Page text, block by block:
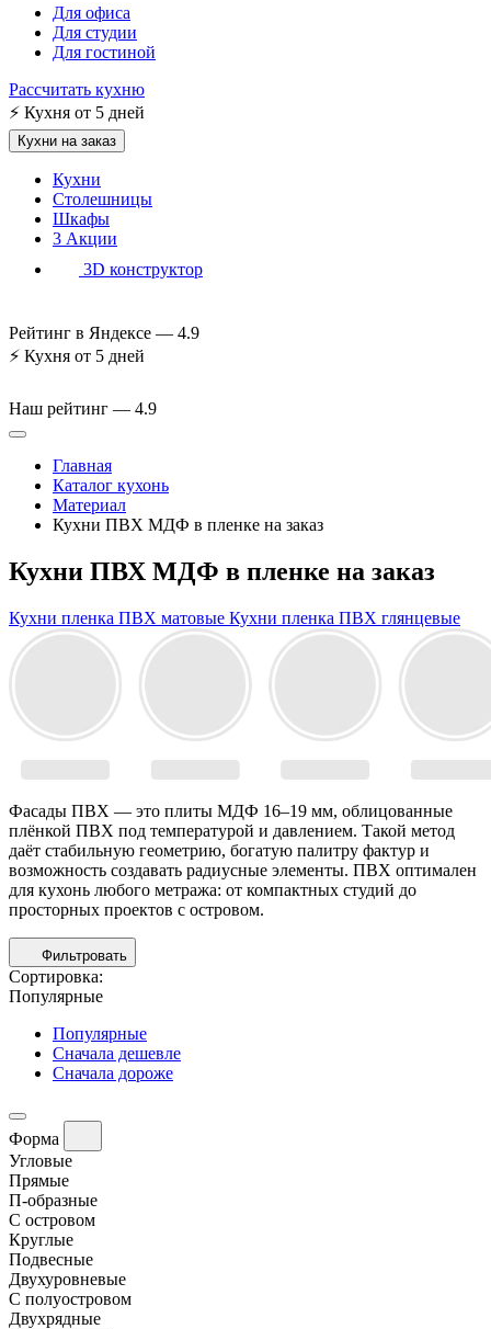
Для офиса
Для студии
Для гостиной
Рассчитать кухню
⚡ Кухня от 5 дней
Кухни на заказ
Кухни
Столешницы
Шкафы
3 Акции
3D конструктор
Рейтинг в Яндексе — 4.9
⚡ Кухня от 5 дней
Наш рейтинг — 4.9
Главная
Каталог кухонь
Материал
Кухни ПВХ МДФ в пленке на заказ
Кухни ПВХ МДФ в пленке на заказ
Кухни пленка ПВХ матовые Кухни пленка ПВХ глянцевые
Фасады ПВХ — это плиты МДФ 16–19 мм, облицованные
плёнкой ПВХ под температурой и давлением. Такой метод
даёт стабильную геометрию, богатую палитру фактур и
возможность создавать радиусные элементы. ПВХ оптимален
для кухонь любого метража: от компактных студий до
просторных проектов с островом.
Фильтровать
Сортировка:
Популярные
Популярные
Сначала дешевле
Сначала дороже
Форма
Угловые
Прямые
П-образные
С островом
Круглые
Подвесные
Двухуровневые
С полуостровом
Двухрядные